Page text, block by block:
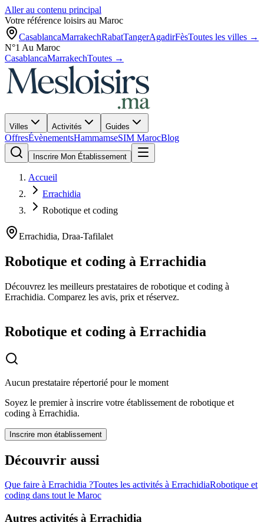
Aller au contenu principal
Votre référence loisirs au Maroc
CasablancaMarrakechRabatTangerAgadirFèsToutes les villes →
N°1 Au Maroc
CasablancaMarrakechToutes →
Villes Activités Guides
OffresÉvènementsHammamseSIM MarocBlog
Inscrire Mon Établissement
Accueil
Errachidia
Robotique et coding
Errachidia, Draa-Tafilalet
Robotique et coding à Errachidia
Découvrez les meilleurs prestataires de robotique et coding à
Errachidia. Comparez les avis, prix et réservez.
Robotique et coding à Errachidia
Aucun prestataire répertorié pour le moment
Soyez le premier à inscrire votre établissement de robotique et
coding à Errachidia.
Inscrire mon établissement
Découvrir aussi
Que faire à Errachidia ?Toutes les activités à ErrachidiaRobotique et
coding dans tout le Maroc
Autres activités à Errachidia